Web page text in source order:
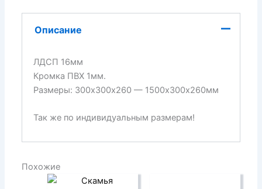
Описание
ЛДСП 16мм
Кромка ПВХ 1мм.
Размеры: 300х300х260 — 1500х300х260мм
Так же по индивидуальным размерам!
Похожие